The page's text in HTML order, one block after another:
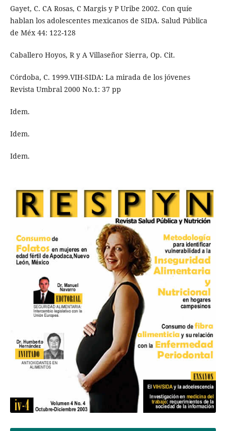
Gayet, C. CA Rosas, C Margis y P Uribe 2002. Con quíe
hablan los adolescentes mexicanos de SIDA. Salud Pública
de Méx 44: 122-128
Caballero Hoyos, R y A Villaseñor Sierra, Op. Cit.
Córdoba, C. 1999.VIH-SIDA: La mirada de los jóvenes
Revista Umbral 2000 No.1: 37 pp
Idem.
Idem.
Idem.